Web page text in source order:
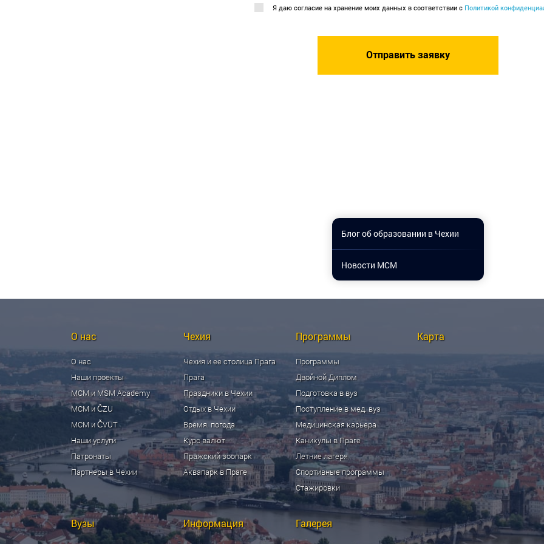
Блог об образовании в Чехии
Новости МСМ
Я даю согласие на хранение моих данных в соответствии с Политикой
О нас
О нас
Наши проекты
МСМ и MSM Academy
МСМ и ČZU
МСМ и ČVUT
Наши услуги
Патронаты
Партнеры в Чехии
Чехия
Чехия и ее столица Прага
Прага
Праздники в Чехии
Отдых в Чехии
Время. погода
Курс валют
Пражский зоопарк
Аквапарк в Праге
Программы
Программы
Двойной Диплом
Подготовка в вуз
Поступление в мед. вуз
Медицинская карьера
Каникулы в Праге
Летние лагеря
Спортивные программы
Стажировки
Вузы Информация Галерея
Карта